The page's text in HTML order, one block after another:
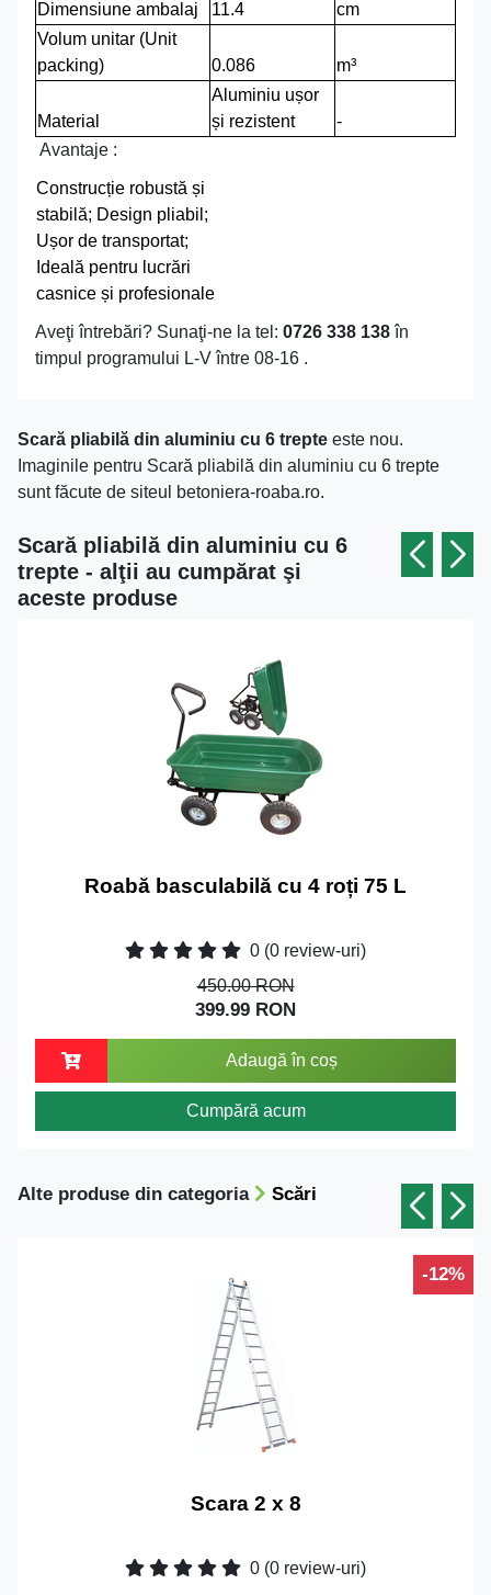
Dimensiune ambalaj
11.4
cm
Volum unitar (Unit
packing)
0.086 m³
Material
Aluminiu ușor
și rezistent
-
Avantaje :
Construcție robustă și
stabilă; Design pliabil;
Ușor de transportat;
Ideală pentru lucrări
casnice și profesionale
Aveţi întrebări? Sunaţi-ne la tel: 0726 338 138în
timpul programului L-V între 08-16 .
Scară pliabilă din aluminiu cu 6 trepte este nou.
Imaginile pentru Scară pliabilă din aluminiu cu 6 trepte
sunt făcute de siteul betoniera-roaba.ro.
Scară pliabilă din aluminiu cu 6
trepte - alţii au cumpărat şi
aceste produse
Roabă basculabilă cu 4 roți 75 L
0 (0 review-uri)
450.00 RON
399.99 RON
Adaugă în coș
Cumpără acum
Alte produse din categoria Scări
-12%
Scara 2 x 8
0 (0 review-uri)